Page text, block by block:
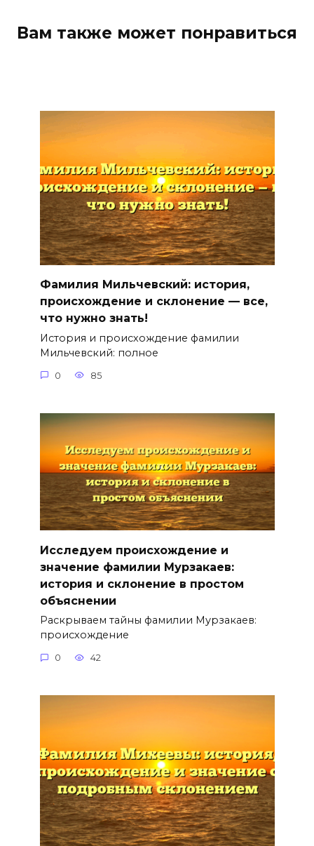
Вам также может понравиться
Фамилия Мильчевский: история,
происхождение и склонение — все,
что нужно знать!
История и происхождение фамилии
Мильчевский: полное
0 85
Исследуем происхождение и
значение фамилии Мурзакаев:
история и склонение в простом
объяснении
Раскрываем тайны фамилии Мурзакаев:
происхождение
0 42